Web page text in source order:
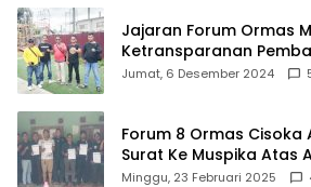
Jajaran Forum Ormas
Ketransparanan
Damkar Di Kecamatan
Jumat, 6 Desember 2024
Forum 8 Ormas Cisoka
Surat Ke Muspika Atas
Matel di Cisoka
Minggu, 23 Februari 2025